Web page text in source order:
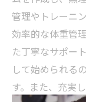
管理やトレーニ
効率的な体重管
た丁寧なサポー
して始められる
す。また、充実